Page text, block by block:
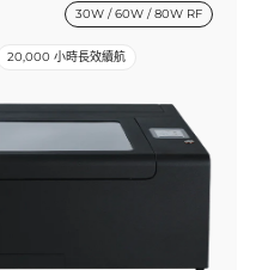
30W / 60W / 80W RF
20,000 小時長效續航